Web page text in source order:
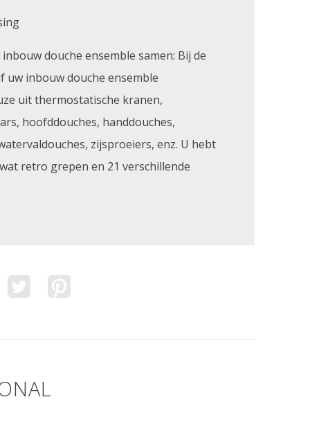
douche ensemble samen: Bij de
uw inbouw douche ensemble
uit thermostatische kranen,
hoofddouches, handdouches,
zijsproeiers, enz. U hebt
retro grepen en 21 verschillende